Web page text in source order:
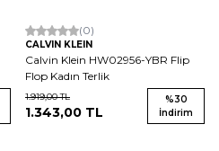
(0)
CALVIN KLEIN
Calvin Klein HW02956-YBR Flip
Flop Kadın Terlik
1.919,00TL
1.343,00 TL
%30
İndirim